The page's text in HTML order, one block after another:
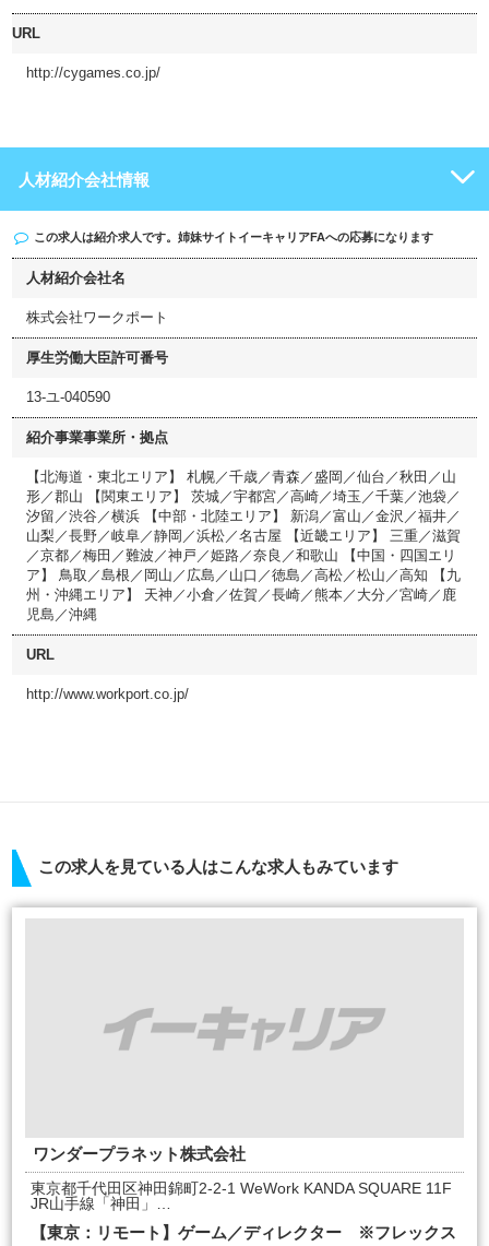
URL
http://cygames.co.jp/
人材紹介会社情報
この求人は紹介求人です。姉妹サイト イーキャリアFAへの応募になります
人材紹介会社名
株式会社ワークポート
厚生労働大臣許可番号
13-ユ-040590
紹介事業事業所・拠点
【北海道・東北エリア】 札幌／千歳／青森／盛岡／仙台／秋田／山
形／郡山 【関東エリア】 茨城／宇都宮／高崎／埼玉／千葉／池袋／
汐留／渋谷／横浜 【中部・北陸エリア】 新潟／富山／金沢／福井／
山梨／長野／岐阜／静岡／浜松／名古屋 【近畿エリア】 三重／滋賀
／京都／梅田／難波／神戸／姫路／奈良／和歌山 【中国・四国エリ
ア】 鳥取／島根／岡山／広島／山口／徳島／高松／松山／高知 【九
州・沖縄エリア】 天神／小倉／佐賀／長崎／熊本／大分／宮崎／鹿
児島／沖縄
URL
http://www.workport.co.jp/
この求人を見ている人はこんな求人もみています
ワンダープラネット株式会社
東京都千代田区神田錦町2-2-1 WeWork KANDA SQUARE 11F
JR山手線「神田」…
【東京：リモート】ゲーム／ディレクター ※フレックス